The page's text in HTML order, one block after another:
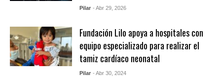
Pilar - Abr 29, 2026
Fundación Lilo apoya a hospitales con
equipo especializado para realizar el
tamiz cardíaco neonatal
Pilar - Abr 30, 2024